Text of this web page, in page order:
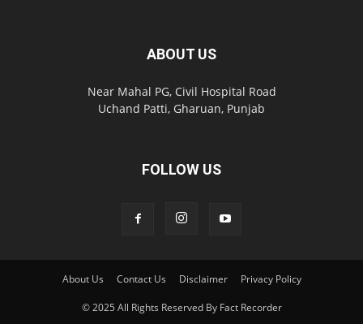
ABOUT US
Near Mahal PG, Civil Hospital Road
Uchand Patti, Gharuan, Punjab
FOLLOW US
About Us Contact Us Disclaimer Privacy Policy
© 2025 All Rights Reserved By Fact Recorder